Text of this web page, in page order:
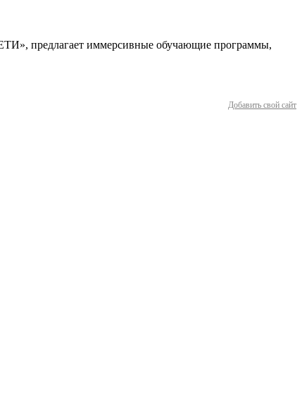
предлагает иммерсивные обучающие программы,
Добавить свой сайт